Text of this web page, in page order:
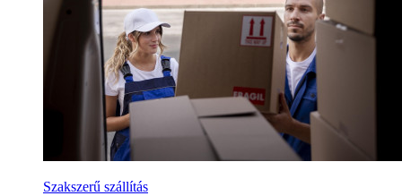
Szakszerű szállítás